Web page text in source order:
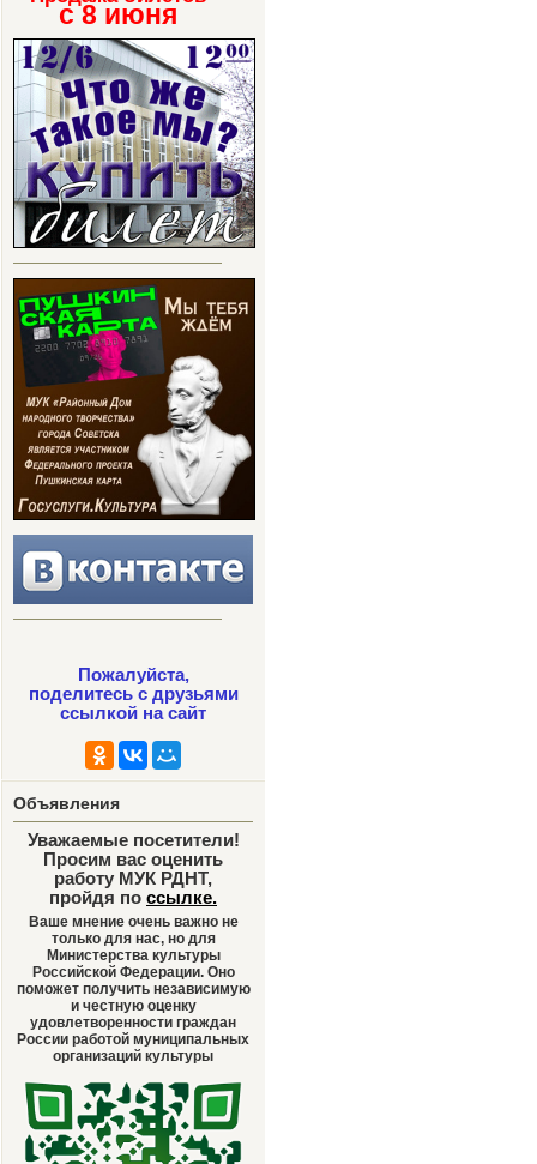
с 8 июня
Пожалуйста,
поделитесь с друзьями
ссылкой на сайт
Объявления
Уважаемые посетители!
Просим вас оценить
работу МУК РДНТ,
пройдя по ссылке.
Ваше мнение очень важно не
только для нас, но для
Министерства культуры
Российской Федерации. Оно
поможет получить независимую
и честную оценку
удовлетворенности граждан
России работой муниципальных
организаций культуры